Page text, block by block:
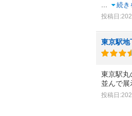
続き
投稿日
東京駅地
東京駅丸
並んで
投稿日